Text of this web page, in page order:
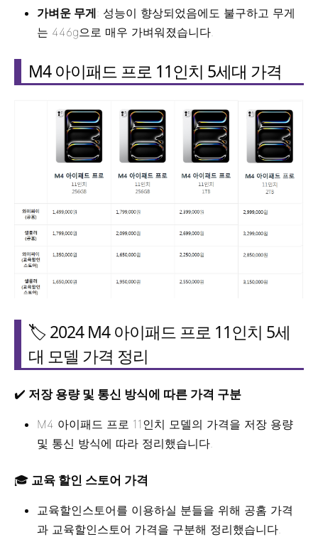
가벼운 무게: 성능이 향상되었음에도 불구하고 무게
는 446g으로 매우 가벼워졌습니다.
M4 아이패드 프로 11인치 5세대 가격
🏷️ 2024 M4 아이패드 프로 11인치 5세
대 모델 가격 정리
✔️ 저장 용량 및 통신 방식에 따른 가격 구분
M4 아이패드 프로 11인치 모델의 가격을 저장 용량
및 통신 방식에 따라 정리했습니다.
🎓 교육 할인 스토어 가격
교육할인스토어를 이용하실 분들을 위해 공홈 가격
과 교육할인스토어 가격을 구분해 정리했습니다.